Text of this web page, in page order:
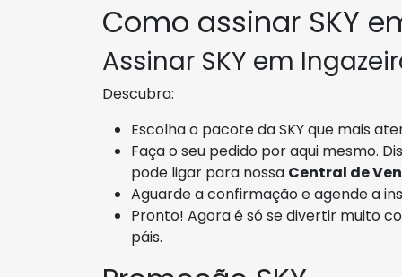
Como assinar SKY
Assinar SKY em
Descubra:
Escolha o pacote da SKY que mais
Faça o seu pedido por aqui mesmo.
pode ligar para nossa Central de
Aguarde a confirmação e agende a
Pronto! Agora é só se divertir muito
páis.